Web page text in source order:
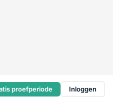
proefperiode Inloggen